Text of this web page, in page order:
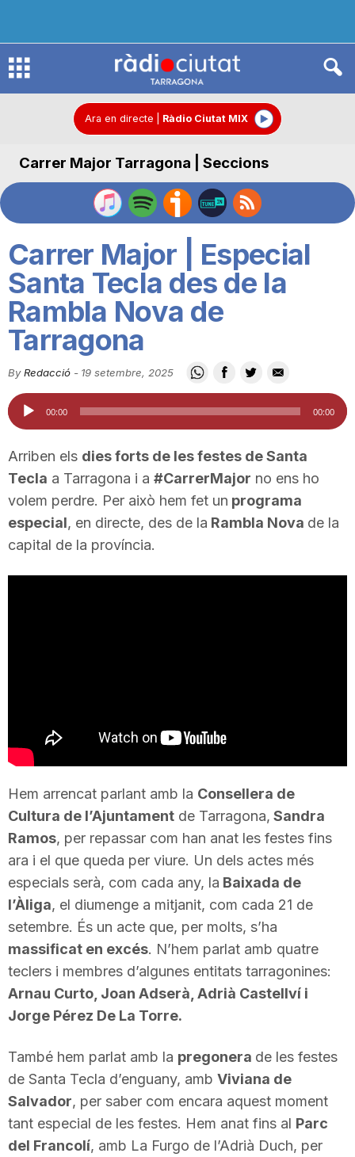
R
d
C
i
t
a
t
r
a
g
n
a
Ara en directe Ràdio Ciutat MIX
Carrer Major Tarragona | Seccions
Carrer Major | Especial
Santa Tecla des de la
Rambla Nova de
Tarragona
By Redacció - 19 setembre, 2025
Reproductor
d'àudio
00:00 00:00
Arriben els dies forts de les festes de Santa
Tecla a Tarragona i a #CarrerMajor no ens ho
volem perdre. Per això hem fet un programa
especial, en directe, des de la Rambla Nova de la
capital de la província.
Hem arrencat parlant amb la Consellera de
Cultura de l’Ajuntament de Tarragona, Sandra
Ramos, per repassar com han anat les festes fins
ara i el que queda per viure. Un dels actes més
especials serà, com cada any, la Baixada de
l’Àliga, el diumenge a mitjanit, com cada 21 de
setembre. És un acte que, per molts, s’ha
massificat en excés. N’hem parlat amb quatre
teclers i membres d’algunes entitats tarragonines:
Arnau Curto, Joan Adserà, Adrià Castellví i
Jorge Pérez De La Torre.
També hem parlat amb la pregonera de les festes
de Santa Tecla d’enguany, amb Viviana de
Salvador, per saber com encara aquest moment
tant especial de les festes. Hem anat fins al Parc
del Francolí, amb La Furgo de l’Adrià Duch, per